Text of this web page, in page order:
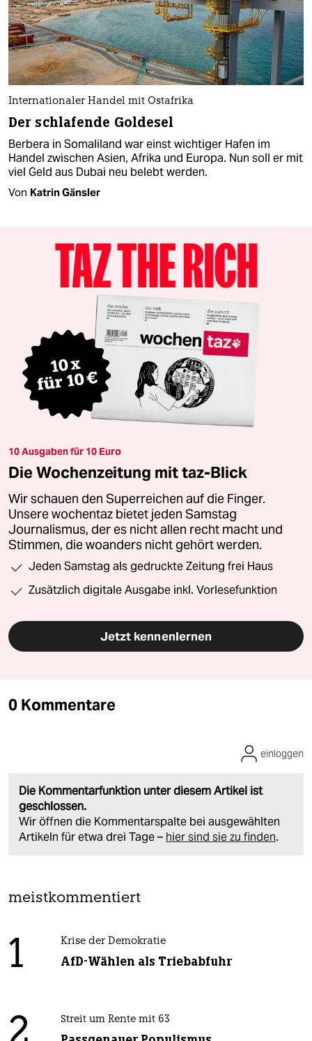
Internationaler Handel mit Ostafrika
Der schlafende Goldesel
Berbera in Somaliland war einst wichtiger Hafen im
Handel zwischen Asien, Afrika und Europa. Nun soll er mit
viel Geld aus Dubai neu belebt werden.
Von Katrin Gänsler
10 Ausgaben für 10 Euro
Die Wochenzeitung mit taz-Blick
Wir schauen den Superreichen auf die Finger.
Unsere wochentaz bietet jeden Samstag
Journalismus, der es nicht allen recht macht und
Stimmen, die woanders nicht gehört werden.
Jeden Samstag als gedruckte Zeitung frei Haus
Zusätzlich digitale Ausgabe inkl. Vorlesefunktion
Jetzt kennenlernen
0 Kommentare
Die Kommentarfunktion unter diesem Artikel ist
geschlossen.
Wir öffnen die Kommentarspalte bei ausgewählten
Artikeln für etwa drei Tage – hier sind sie zu finden.
einloggen
meistkommentiert
1 Krise der Demokratie
AfD-Wählen als Triebabfuhr
Streit um Rente mit 63